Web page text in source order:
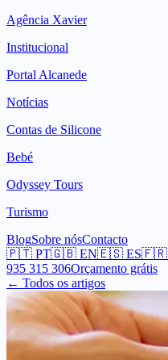
Agência Xavier
Institucional
Portal Alcanede
Notícias
Contas de Silicone
Bebé
Odyssey Tours
Turismo
BlogSobre nósContacto
🇵🇹 PT🇬🇧 EN🇪🇸 ES🇫🇷
935 315 306Orçamento grátis
← Todos os artigos